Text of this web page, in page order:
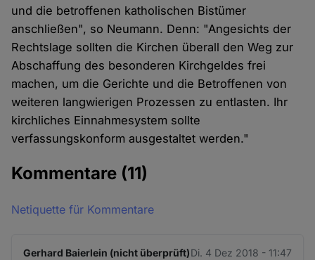
und die betroffenen katholischen Bistümer
anschließen", so Neumann. Denn: "Angesichts der
Rechtslage sollten die Kirchen überall den Weg zur
Abschaffung des besonderen Kirchgeldes frei
machen, um die Gerichte und die Betroffenen von
weiteren langwierigen Prozessen zu entlasten. Ihr
kirchliches Einnahmesystem sollte
verfassungskonform ausgestaltet werden."
Kommentare (11)
Netiquette für Kommentare
Gerhard Baierlein (nicht überprüft)Di. 4 Dez 2018 - 11:47